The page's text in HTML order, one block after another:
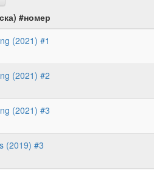
#номер
(2021) #1
(2021) #2
(2021) #3
(2019) #3